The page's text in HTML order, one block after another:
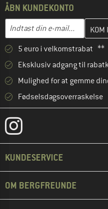
ÅBN KUNDEKONTO
E-mail-adresse
Indtast din e-mailadresse
5 euro i velkomstrabat **
Eksklusiv adgang til
Mulighed for at gemme
Fødselsdagsoverraskelse
KUNDESERVICE
OM BERGFREUNDE